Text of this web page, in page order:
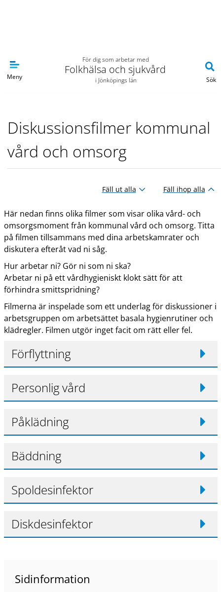
Meny
För dig som arbetar med
Folkhälsa och sjukvård
i Jönköpings län Sök
Diskussionsfilmer kommunal
vård och omsorg
Fäll ut alla Fäll ihop alla
Här nedan finns olika filmer som visar olika vård- och
omsorgsmoment från kommunal vård och omsorg. Titta
på filmen tillsammans med dina arbetskamrater och
diskutera efteråt vad ni såg.
Hur arbetar ni? Gör ni som ni ska?
Arbetar ni på ett vårdhygieniskt klokt sätt för att
förhindra smittspridning?
Filmerna är inspelade som ett underlag för diskussioner i
arbetsgruppen om arbetsättet basala hygienrutiner och
klädregler. Filmen utgör inget facit om rätt eller fel.
Förflyttning
Personlig vård
Påklädning
Bäddning
Spoldesinfektor
Diskdesinfektor
Sidinformation